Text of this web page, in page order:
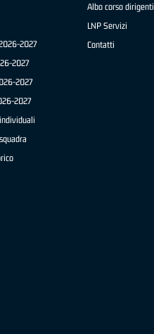
2027
2027
2027
2027
Albo corso dirigenti
LNP Servizi
Contatti